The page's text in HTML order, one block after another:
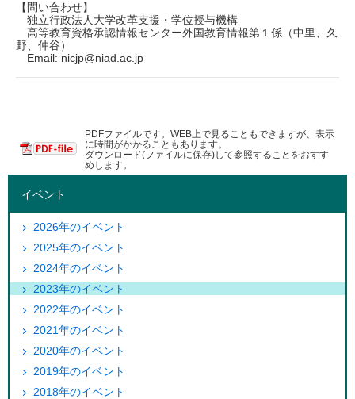
【問い合わせ】
独立行政法人大学改革支援・学位授与機構
高等教育資格承認情報センター外国教育情報第１係（中里、久
野、仲谷）
Email: nicjp@niad.ac.jp
PDFファイルです。WEB上で見ることもできますが、表示
に時間がかかることもあります。
ダウンロード(ファイルに保存)して参照することをおすす
めします。
イベント
2026年のイベント
2025年のイベント
2024年のイベント
2023年のイベント
2022年のイベント
2021年のイベント
2020年のイベント
2019年のイベント
2018年のイベント